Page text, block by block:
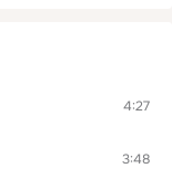
4:27
3:48